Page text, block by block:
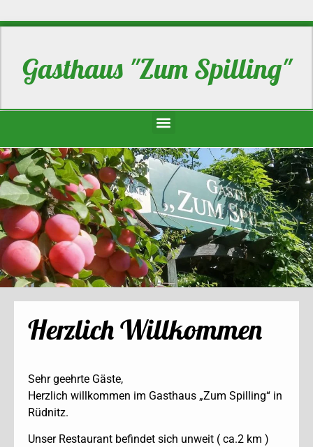
Gasthaus "Zum Spilling"
Herzlich Willkommen
Sehr geehrte Gäste,
Herzlich willkommen im Gasthaus „Zum Spilling“ in
Rüdnitz.
Unser Restaurant befindet sich unweit ( ca.2 km )